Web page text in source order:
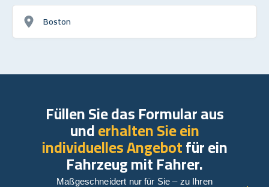
Boston
Füllen Sie das Formular aus
underhalten Sie ein
individuelles Angebotfür ein
Fahrzeug mit Fahrer.
Maßgeschneidert nur für Sie – zu Ihren